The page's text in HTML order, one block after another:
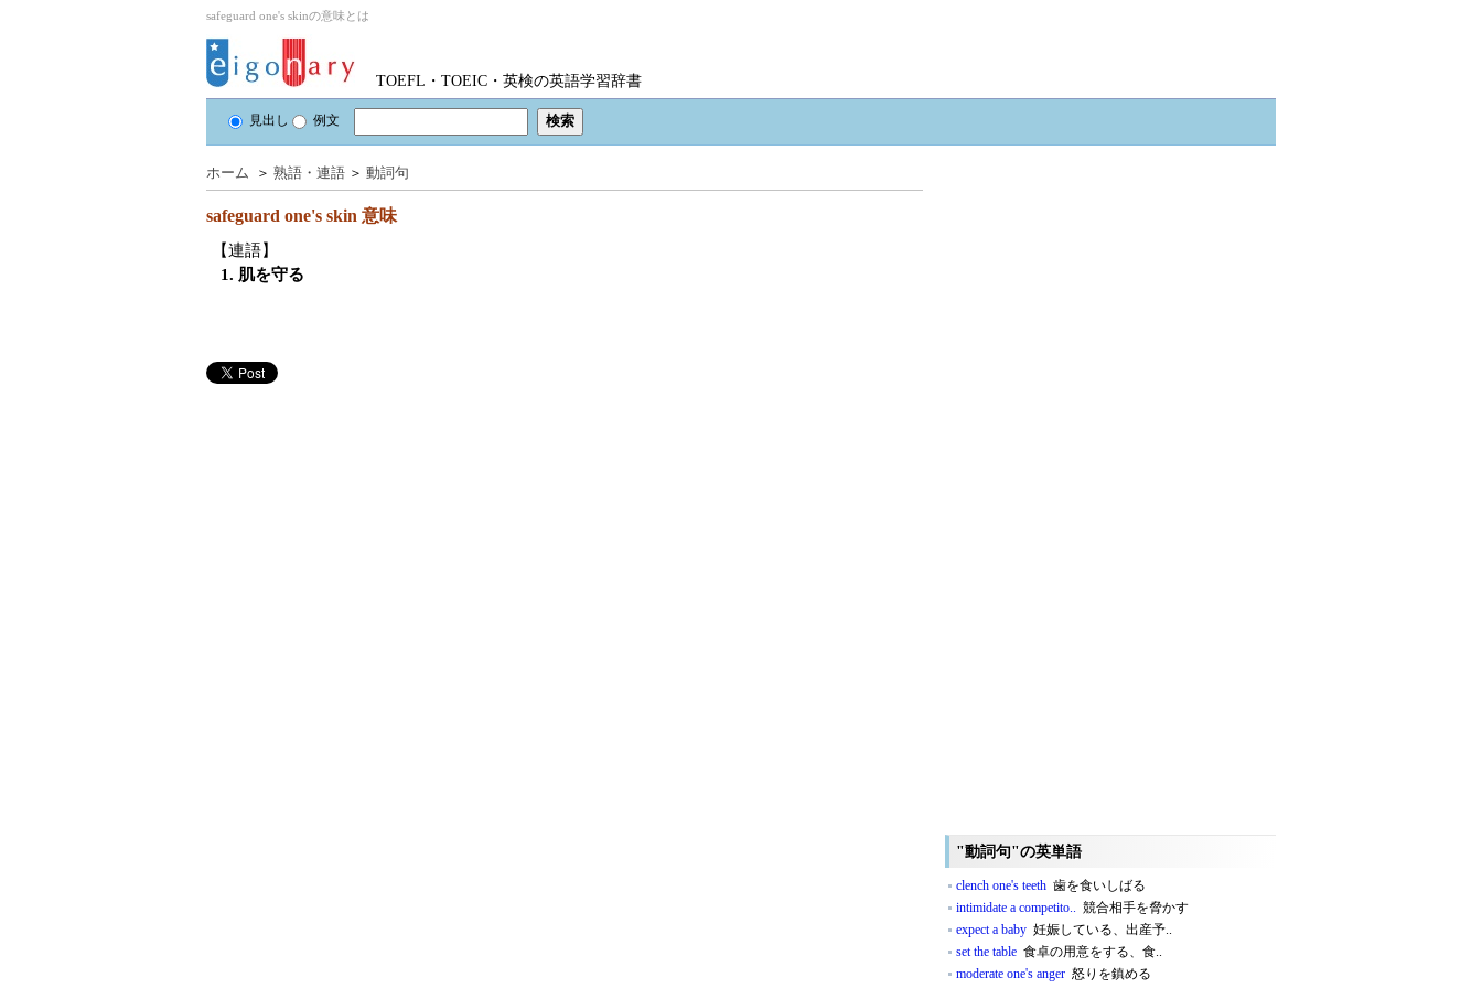
safeguard one's skinの意味とは
TOEFL・TOEIC・英検の英語学習辞書
見出し 例文
ホーム ＞ 熟語・連語 ＞ 動詞句
safeguard one's skin 意味
【連語】
1. 肌を守る
"動詞句"の英単語
clench one's teeth 歯を食いしばる
intimidate a competito.. 競合相手を脅かす
expect a baby 妊娠している、出産予..
set the table 食卓の用意をする、食..
moderate one's anger 怒りを鎮める